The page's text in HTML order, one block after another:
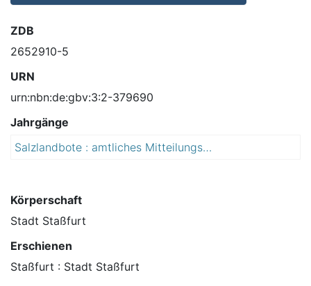
ZDB
2652910-5
URN
urn:nbn:de:gbv:3:2-379690
Jahrgänge
Salzlandbote : amtliches Mitteilungsblatt der Stadt Staßfurt : mit den Ortsteilen Athensleben, Atzendorf, Brumby, Förderstedt, Glöthe, Hohenerxleben, Löbnitz (Bode),Löderburg, Lust, Neundorf (Anhalt), Neu Staßfurt, Rathmannsdorf, Rothenförde, Üllnitz
Körperschaft
Stadt Staßfurt
Erschienen
Staßfurt : Stadt Staßfurt